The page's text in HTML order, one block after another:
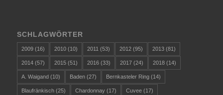
SCHLAGWÖRTER
2009(16) 2010(10) 2011 (53) 2012(95) 2013(81)
2014(57) 2015(51) 2016(33) 2017(24) 2018(14)
A. Waigand(10) Baden(27) Bernkasteler Ring(14)
Blaufränkisch(25) Chardonnay(17) Cuvee(17)